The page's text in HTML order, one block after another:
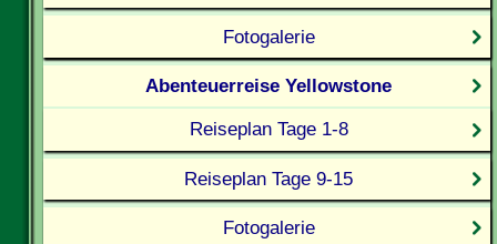
Fotogalerie
Abenteuerreise Yellowstone
Reiseplan Tage 1-8
Reiseplan Tage 9-15
Fotogalerie